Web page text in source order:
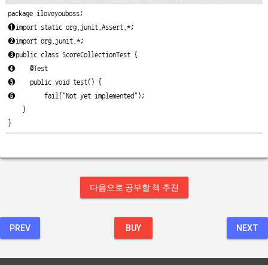
➊
➋
➌
➍
    @Test
➎
➏
        fail("Not yet implemented");
}
다음으로 공부할 책 추천
PREV BUY NEXT